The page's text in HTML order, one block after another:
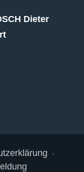
Dieter